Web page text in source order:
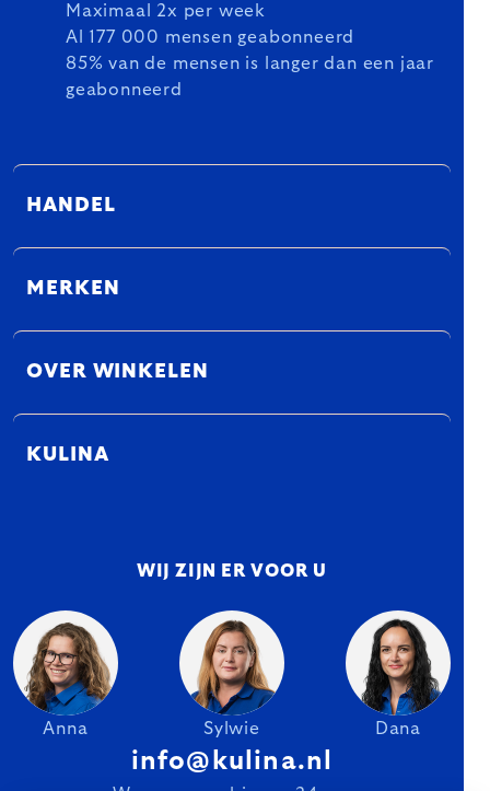
Maximaal 2x per week
Al 177 000 mensen geabonneerd
85% van de mensen is langer dan een jaar
geabonneerd
HANDEL
MERKEN
OVER WINKELEN
KULINA
WIJ ZIJN ER VOOR U
Anna Sylwie Dana
info@kulina.nl